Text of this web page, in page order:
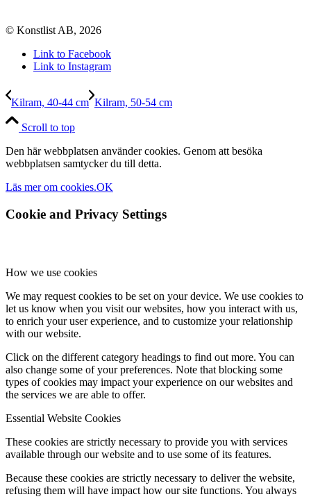
© Konstlist AB, 2026
Link to Facebook
Link to Instagram
Kilram, 40-44 cm Kilram, 50-54 cm
Scroll to top
Den här webbplatsen använder cookies. Genom att besöka
webbplatsen samtycker du till detta.
Läs mer om cookies.OK
Cookie and Privacy Settings
How we use cookies
We may request cookies to be set on your device. We use cookies to
let us know when you visit our websites, how you interact with us,
to enrich your user experience, and to customize your relationship
with our website.
Click on the different category headings to find out more. You can
also change some of your preferences. Note that blocking some
types of cookies may impact your experience on our websites and
the services we are able to offer.
Essential Website Cookies
These cookies are strictly necessary to provide you with services
available through our website and to use some of its features.
Because these cookies are strictly necessary to deliver the website,
refusing them will have impact how our site functions. You always